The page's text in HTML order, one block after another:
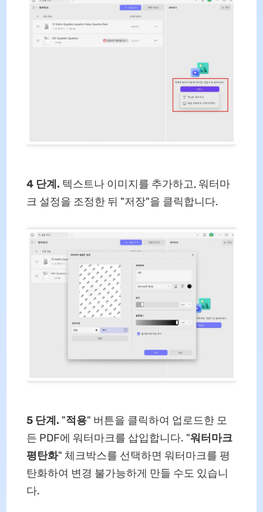
4 단계. 텍스트나 이미지를 추가하고, 워터마
크 설정을 조정한 뒤 "저장"을 클릭합니다.
5 단계. "적용" 버튼을 클릭하여 업로드한 모
든 PDF에 워터마크를 삽입합니다. "워터마크
평탄화" 체크박스를 선택하면 워터마크를 평
탄화하여 변경 불가능하게 만들 수도 있습니
다.